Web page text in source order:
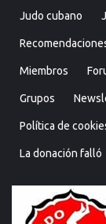
Judo cubano
Miembros
Grupos
Política de
La donación falló